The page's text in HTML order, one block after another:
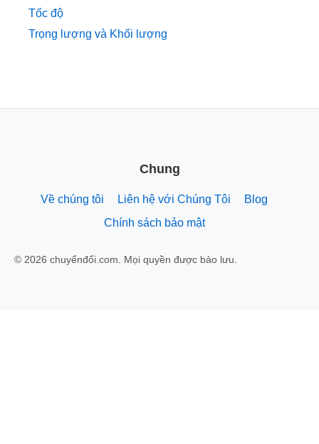
Tốc độ
Trọng lượng và Khối lượng
Chung
Về chúng tôi Liên hệ với Chúng Tôi
Blog
Chính sách bảo mật
© 2026 chuyểnđổi.com. Mọi quyền được bảo lưu.